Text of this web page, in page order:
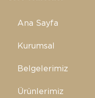
Ana Sayfa
Kurumsal
Belgelerimiz
Ürünlerimiz